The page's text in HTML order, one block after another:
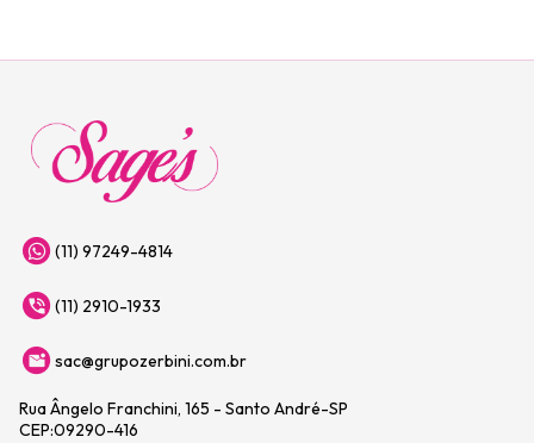
(11) 97249-4814
(11) 2910-1933
sac@grupozerbini.com.br
Rua Ângelo Franchini, 165 - Santo André-SP
CEP:09290-416